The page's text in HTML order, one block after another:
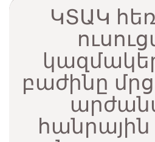
ԿՏԱԿ
բաժինը
հանրային